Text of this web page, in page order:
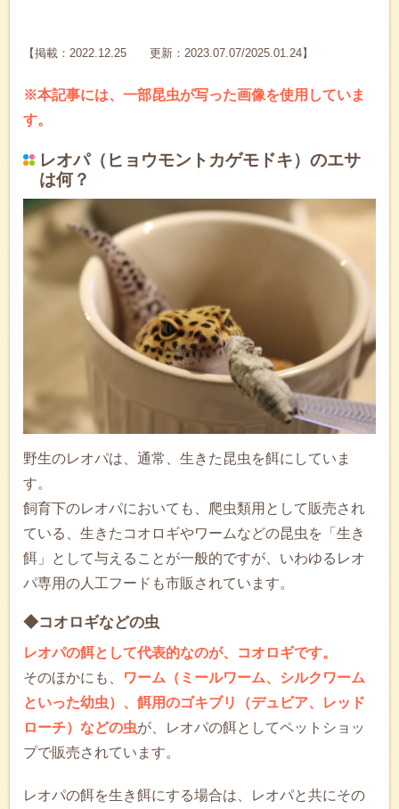
【掲載：2022.12.25 更新：2023.07.07/2025.01.24】
※本記事には、一部昆虫が写った画像を使用していま
す。
レオパ（ヒョウモントカゲモドキ）のエサ
は何？
野生のレオパは、通常、生きた昆虫を餌にしていま
す。
飼育下のレオパにおいても、爬虫類用として販売され
ている、生きたコオロギやワームなどの昆虫を「生き
餌」として与えることが一般的ですが、いわゆるレオ
パ専用の人工フードも市販されています。
◆コオロギなどの虫
レオパの餌として代表的なのが、コオロギです。
そのほかにも、
ワーム（ミールワーム、シルクワーム
といった幼虫）、餌用のゴキブリ（デュビア、レッド
ローチ）などの虫が、レオパの餌としてペットショッ
プで販売されています。
レオパの餌を生き餌にする場合は、レオパと共にその